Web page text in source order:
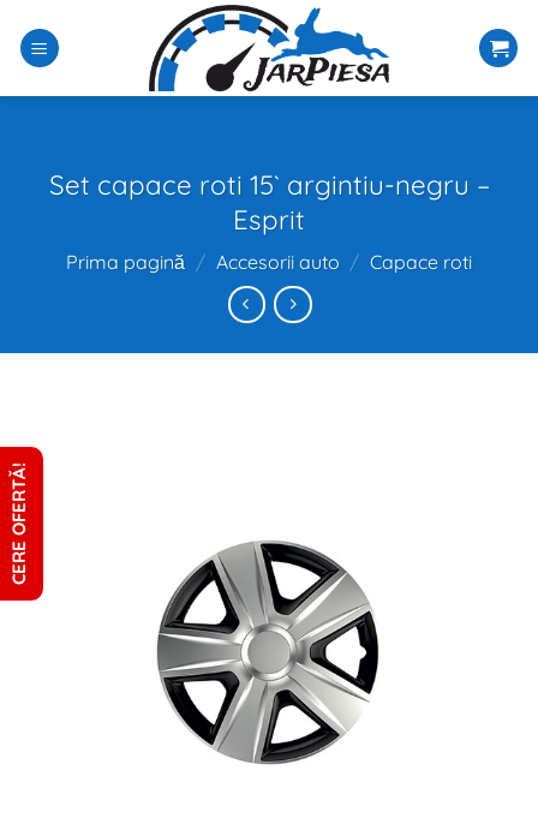
conținut
Set capace roti 15` argintiu-negru –
Esprit
Prima pagină / Accesorii auto / Capace roti
CERE OFERTĂ!